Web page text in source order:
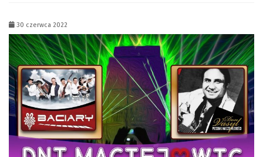
30 czerwca 2022